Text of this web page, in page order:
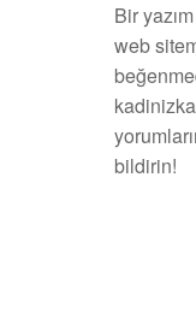
Bir
web
bildirin!